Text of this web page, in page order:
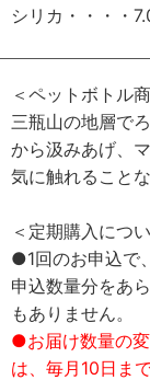
シリカ・・・
＜ペットボトル
三瓶山の地層で
から汲みあげ、
気に触れること
＜定期購入につ
●1回のお申込で
申込数量分をあ
もありません。
●お届け数量の
は、毎月10日ま